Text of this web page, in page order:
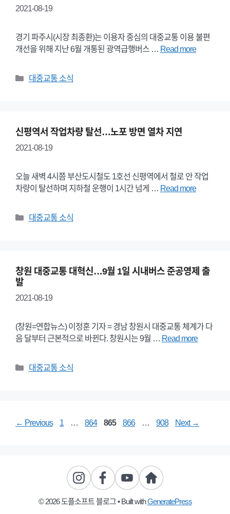
2021-08-19
경기 파주시(시장 최종환)는 이용자 중심의 대중교통 이용 불편
개선을 위해 지난 6월 개통된 광역급행버스 … Read more
Categories
대중교통 소식
신평역서 작업차량 탈선…노포 방면 열차 지연
2021-08-19
오늘 새벽 4시쯤 부산도시철도 1호선 신평역에서 철로 안 작업
차량이 탈선하며 지하철 운행이 1시간 넘게 … Read more
Categories
대중교통 소식
창원 대중교통 대혁신…9월 1일 시내버스 준공영제 출
발
2021-08-19
(창원=연합뉴스) 이정훈 기자 = 경남 창원시 대중교통 체계가 다
음 달부터 근본적으로 바뀐다. 창원시는 9월 … Read more
Categories
대중교통 소식
← Previous Page
1 … Page
864 Page
865 Page
866 … Page
908 Next →
© 2026 도플소프트 블로그• Built withGeneratePress